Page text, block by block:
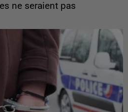
ne seraient pas